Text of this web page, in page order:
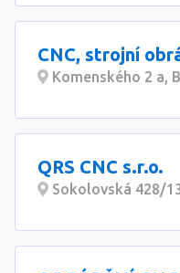
CNC, strojní
Komenského 2 a,
QRS CNC s.r.o.
Sokolovská 428/